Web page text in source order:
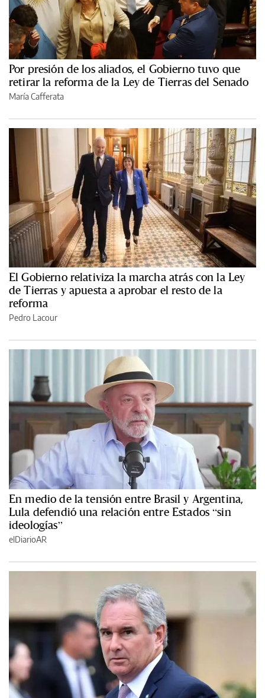
Por presión de los aliados, el Gobierno tuvo que
retirar la reforma de la Ley de Tierras del Senado
María Cafferata
El Gobierno relativiza la marcha atrás con la Ley
de Tierras y apuesta a aprobar el resto de la
reforma
Pedro Lacour
En medio de la tensión entre Brasil y Argentina,
Lula defendió una relación entre Estados “sin
ideologías”
elDiarioAR